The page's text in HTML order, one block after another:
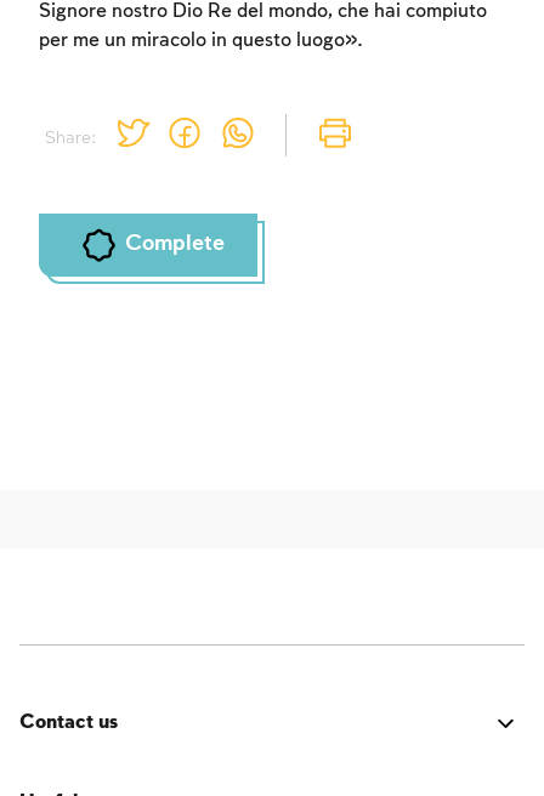
Share:
Signore nostro Dio Re del mondo, che hai compiuto
per me un miracolo in questo luogo».
Complete
Contact us